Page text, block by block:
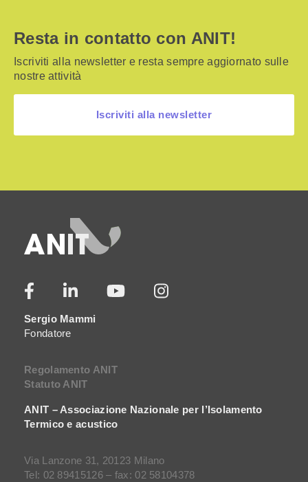
Resta in contatto con ANIT!
Iscriviti alla newsletter e resta sempre aggiornato sulle
nostre attività
Iscriviti alla newsletter
Sergio Mammi
Fondatore
Regolamento ANIT
Statuto ANIT
ANIT – Associazione Nazionale per l’Isolamento
Termico e acustico
Via Lanzone 31, 20123 Milano
Tel: 02 89415126 – fax: 02 58104378